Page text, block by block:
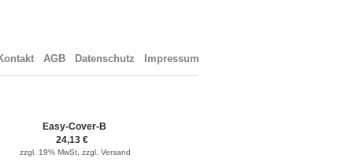
AGB Datenschutz Impressum
Easy-Cover-B
24,13 €
zzgl. 19% MwSt, zzgl. Versand